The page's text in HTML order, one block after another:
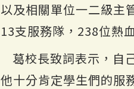
以及相關單位一二級主
13支服務隊，238位熱
葛校長致詞表示，自
他十分肯定學生們的服